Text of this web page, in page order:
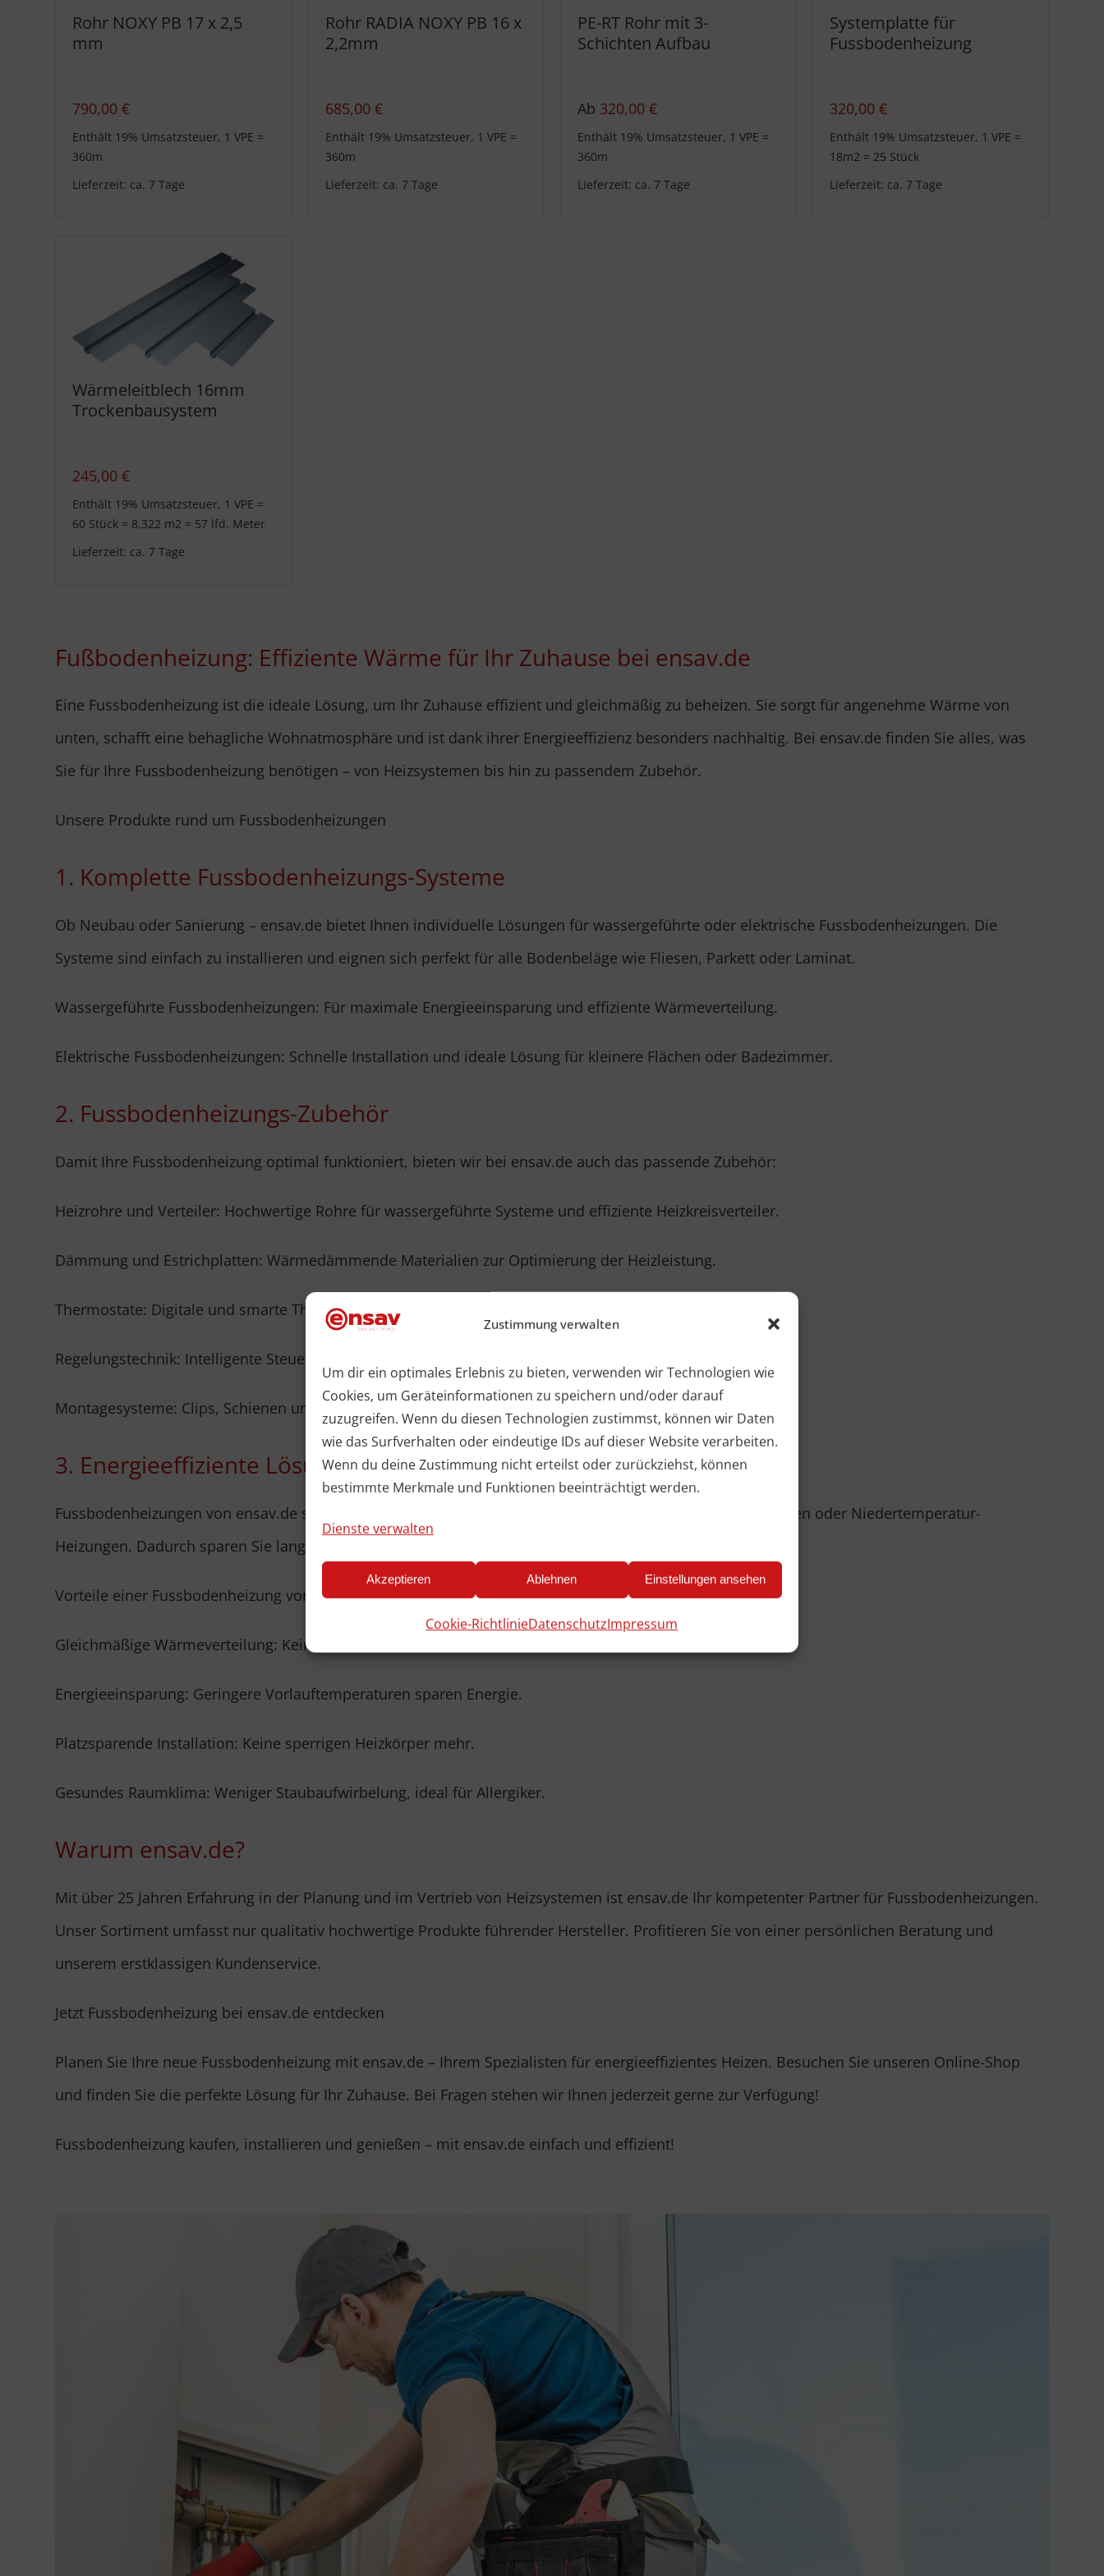
Zustimmung verwalten
Um dir ein optimales Erlebnis zu bieten, verwenden wir Technologien wie
Cookies, um Geräteinformationen zu speichern und/oder darauf
zuzugreifen. Wenn du diesen Technologien zustimmst, können wir Daten
wie das Surfverhalten oder eindeutige IDs auf dieser Website verarbeiten.
Wenn du deine Zustimmung nicht erteilst oder zurückziehst, können
bestimmte Merkmale und Funktionen beeinträchtigt werden.
Dienste verwalten
Akzeptieren Ablehnen Einstellungen ansehen
Cookie-RichtlinieDatenschutzImpressum
Rohr NOXY PB 17 x 2,5
mm
790,00€
Enthält 19% Umsatzsteuer, 1 VPE =
360m
Lieferzeit: ca. 7 Tage
Rohr RADIA NOXY PB 16 x
2,2mm
685,00 €
Enthält 19% Umsatzsteuer, 1 VPE =
360m
Lieferzeit: ca. 7 Tage
PE-RT Rohr mit 3-
Schichten Aufbau
Ab 320,00 €
Enthält 19% Umsatzsteuer, 1 VPE =
360m
Lieferzeit: ca. 7 Tage
Systemplatte für
Fussbodenheizung
320,00€
Enthält 19% Umsatzsteuer, 1 VPE =
18m2 = 25 Stück
Lieferzeit: ca. 7 Tage
Wärmeleitblech 16mm
Trockenbausystem
245,00€
Enthält 19% Umsatzsteuer, 1 VPE =
60 Stück = 8,322 m2 = 57 lfd. Meter
Lieferzeit: ca. 7 Tage
Fußbodenheizung: Effiziente Wärme für Ihr Zuhause bei ensav.de
Eine Fussbodenheizung ist die ideale Lösung, um Ihr Zuhause effizient und gleichmäßig zu beheizen. Sie sorgt für angenehme Wärme von
unten, schafft eine behagliche Wohnatmosphäre und ist dank ihrer Energieeffizienz besonders nachhaltig. Bei ensav.de finden Sie alles, was
Sie für Ihre Fussbodenheizung benötigen – von Heizsystemen bis hin zu passendem Zubehör.
Unsere Produkte rund um Fussbodenheizungen
1. Komplette Fussbodenheizungs-Systeme
Ob Neubau oder Sanierung – ensav.de bietet Ihnen individuelle Lösungen für wassergeführte oder elektrische Fussbodenheizungen. Die
Systeme sind einfach zu installieren und eignen sich perfekt für alle Bodenbeläge wie Fliesen, Parkett oder Laminat.
Wassergeführte Fussbodenheizungen: Für maximale Energieeinsparung und effiziente Wärmeverteilung.
Elektrische Fussbodenheizungen: Schnelle Installation und ideale Lösung für kleinere Flächen oder Badezimmer.
2. Fussbodenheizungs-Zubehör
Damit Ihre Fussbodenheizung optimal funktioniert, bieten wir bei ensav.de auch das passende Zubehör:
Heizrohre und Verteiler: Hochwertige Rohre für wassergeführte Systeme und effiziente Heizkreisverteiler.
Dämmung und Estrichplatten: Wärmedämmende Materialien zur Optimierung der Heizleistung.
Thermostate: Digitale und smarte Thermostate zur präzisen Steuerung Ihrer Fussbodenheizung.
Regelungstechnik: Intelligente Steuerungen für eine energieeffiziente Wärmeverteilung.
Montagesysteme: Clips, Schienen und Matten für eine einfache und schnelle Installation.
3. Energieeffiziente Lösungen
Fussbodenheizungen von ensav.de sind ideal kombinierbar mit modernen Heizsystemen wie Wärmepumpen oder Niedertemperatur-
Heizungen. Dadurch sparen Sie langfristig Heizkosten und leisten einen Beitrag zur Nachhaltigkeit.
Vorteile einer Fussbodenheizung von ensav.de
Gleichmäßige Wärmeverteilung: Keine kalten Füße mehr!
Energieeinsparung: Geringere Vorlauftemperaturen sparen Energie.
Platzsparende Installation: Keine sperrigen Heizkörper mehr.
Gesundes Raumklima: Weniger Staubaufwirbelung, ideal für Allergiker.
Warum ensav.de?
Mit über 25 Jahren Erfahrung in der Planung und im Vertrieb von Heizsystemen ist ensav.de Ihr kompetenter Partner für Fussbodenheizungen.
Unser Sortiment umfasst nur qualitativ hochwertige Produkte führender Hersteller. Profitieren Sie von einer persönlichen Beratung und
unserem erstklassigen Kundenservice.
Jetzt Fussbodenheizung bei ensav.de entdecken
Planen Sie Ihre neue Fussbodenheizung mit ensav.de – Ihrem Spezialisten für energieeffizientes Heizen. Besuchen Sie unseren Online-Shop
und finden Sie die perfekte Lösung für Ihr Zuhause. Bei Fragen stehen wir Ihnen jederzeit gerne zur Verfügung!
Fussbodenheizung kaufen, installieren und genießen – mit ensav.de einfach und effizient!